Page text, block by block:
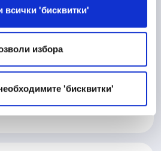
всички 'бисквитки'
избора
'бисквитки'